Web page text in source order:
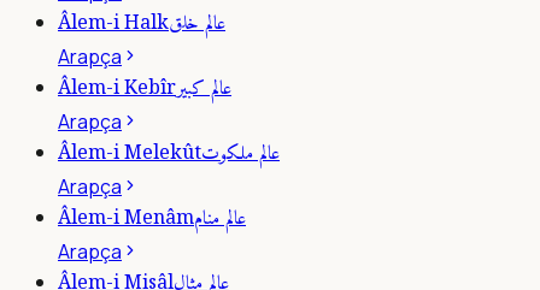
Âlem-i Halkعالم خلق
Arapça
Âlem-i Kebîrعالم كبير
Arapça
Âlem-i Melekûtعالم ملكوت
Arapça
Âlem-i Menâmعالم منام
Arapça
Âlem-i Misâl